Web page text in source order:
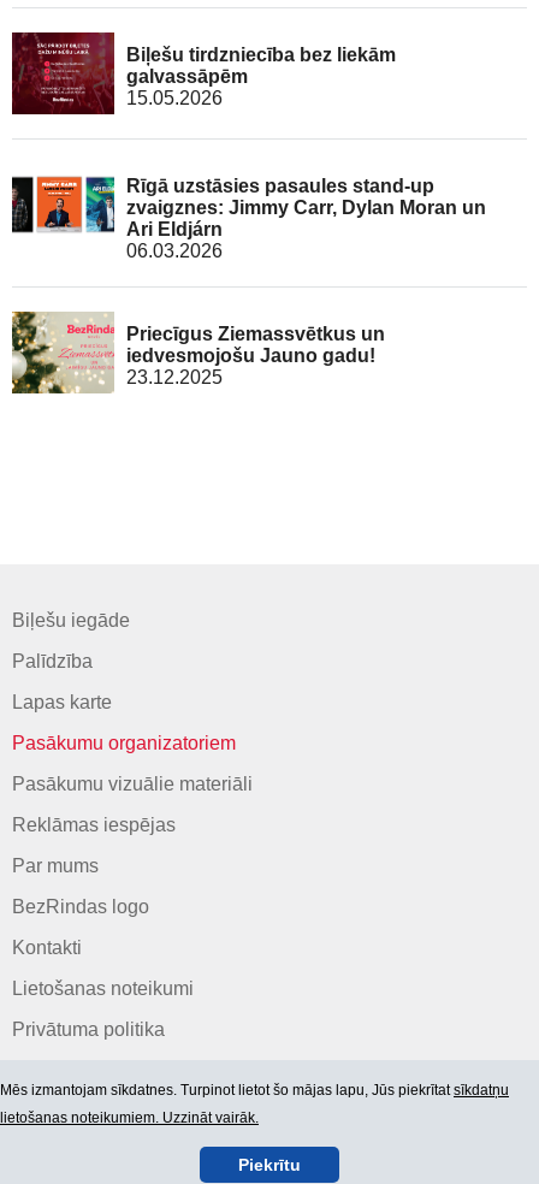
Biļešu tirdzniecība bez liekām
galvassāpēm
15.05.2026
Rīgā uzstāsies pasaules stand-up
zvaigznes: Jimmy Carr, Dylan Moran un
Ari Eldjárn
06.03.2026
Priecīgus Ziemassvētkus un
iedvesmojošu Jauno gadu!
23.12.2025
Biļešu iegāde
Palīdzība
Lapas karte
Pasākumu organizatoriem
Pasākumu vizuālie materiāli
Reklāmas iespējas
Par mums
BezRindas logo
Kontakti
Lietošanas noteikumi
Privātuma politika
Mēs izmantojam sīkdatnes. Turpinot lietot šo mājas lapu, Jūs piekrītatsīkdatņu
lietošanas noteikumiem. Uzzināt vairāk.
Piekrītu